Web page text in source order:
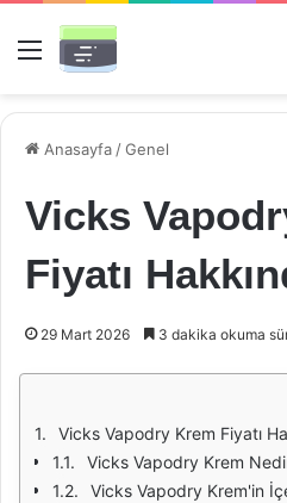
Menü
Anasayfa /Genel
Vicks
Fiyatı
29 Mart 2026 3 dakika okuma
Vicks Vapodry Krem Fiyatı
Vicks Vapodry Krem
Vicks Vapodry Krem'in